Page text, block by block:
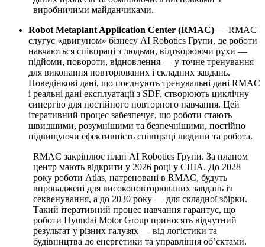
виробничими майданчиками.
Robot Metaplant Application Center (RMAC) — RMAC
слугує «двигуном» бізнесу AI Robotics Групи, де роботи
навчаються співпраці з людьми, відтворюючи рухи —
підйоми, повороти, відновлення — у точне тренування
для виконання повторюваних і складних завдань.
Поведінкові дані, що поєднують тренувальні дані RMAC
і реальні дані експлуатації з SDF, створюють циклічну
синергію для постійного повторного навчання. Цей
ітеративний процес забезпечує, що роботи стають
швидшими, розумнішими та безпечнішими, постійно
підвищуючи ефективність співпраці людини та робота.
RMAC закріплює план AI Robotics Групи. За планом
центр мають відкрити у 2026 році у США. До 2028
року роботи Atlas, натреновані в RMAC, будуть
впроваджені для високоповторюваних завдань із
секвенування, а до 2030 року — для складної збірки.
Такий ітеративний процес навчання гарантує, що
роботи Hyundai Motor Group приносять відчутний
результат у різних галузях — від логістики та
будівництва до енергетики та управління об’єктами.